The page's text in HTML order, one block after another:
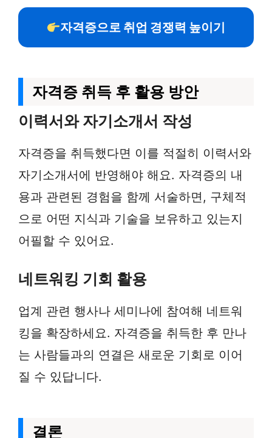
자격증으로 취업 경쟁력 높이기
자격증 취득 후 활용 방안
이력서와 자기소개서 작성
자격증을 취득했다면 이를 적절히 이력서와
자기소개서에 반영해야 해요. 자격증의 내
용과 관련된 경험을 함께 서술하면, 구체적
으로 어떤 지식과 기술을 보유하고 있는지
어필할 수 있어요.
네트워킹 기회 활용
업계 관련 행사나 세미나에 참여해 네트워
킹을 확장하세요. 자격증을 취득한 후 만나
는 사람들과의 연결은 새로운 기회로 이어
질 수 있답니다.
결론